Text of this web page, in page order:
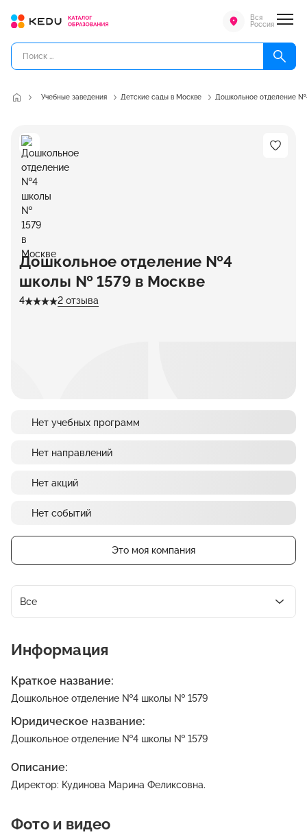
Вся
Россия
Учебные заведения Детские сады в Москве Дошкольное отделение
Дошкольное отделение №4
школы № 1579 в Москве
4 2 отзыва
Нет учебных программ
Нет направлений
Нет акций
Нет событий
Это моя компания
Все
Информация
Краткое название:
Дошкольное отделение №4 школы № 1579
Юридическое название:
Дошкольное отделение №4 школы № 1579
Описание:
Директор: Кудинова Марина Феликсовна.
Фото и видео